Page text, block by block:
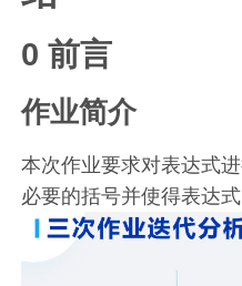
0 前言
作业简介
本次作业要求对表达式
必要的括号并使得表达